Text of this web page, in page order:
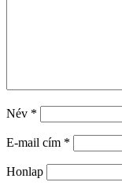
Név *
E-mail cím *
Honlap